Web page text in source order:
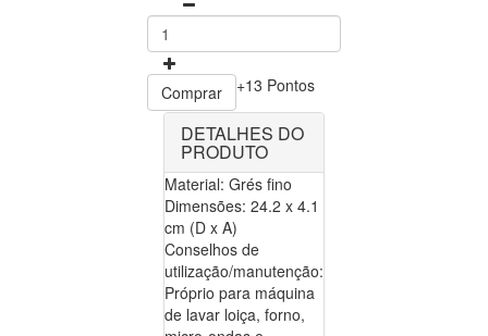
Comprar +13 Pontos
DETALHES DO
PRODUTO
Material: Grés fino
Dimensões: 24.2 x 4.1
cm (D x A)
Conselhos de
utilização/manutenção:
Próprio para máquina
de lavar loiça, forno,